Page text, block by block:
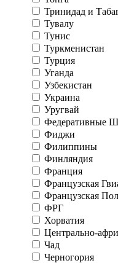
Тринидад и
Тувалу
Тунис
Туркменистан
Турция
Уганда
Узбекистан
Украина
Уругвай
Федеративные
Фиджи
Филиппины
Финляндия
Франция
Французская
Французская
ФРГ
Хорватия
Центрально-
Чад
Черногория